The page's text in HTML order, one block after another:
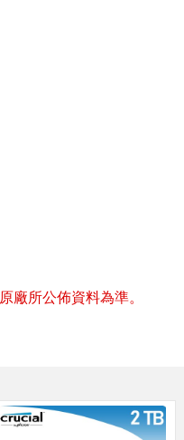
廠所公佈資料為準。